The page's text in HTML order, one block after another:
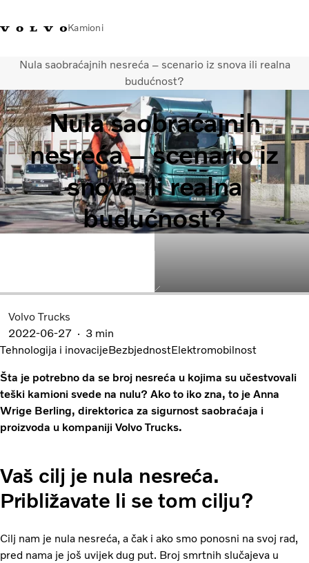
Kamioni
Volvo Trucks Bosna i Hercegovina - KontaktiProdavaonica Volvo Trucks promo
Transportna rješenja
Kamioni
Kampanje
Usluge
Lokator distributera
Vijesti
O nama
Nula saobraćajnih nesreća – scenario iz snova ili realna
budućnost?
Nula saobraćajnih
nesreća – scenario iz
snova ili realna
budućnost?
Volvo Trucks
2022-06-27
3 min
Tehnologija i inovacijeBezbjednostElektromobilnost
Šta je potrebno da se broj nesreća u kojima su učestvovali
teški kamioni svede na nulu? Ako to iko zna, to je Anna
Wrige Berling, direktorica za sigurnost saobraćaja i
proizvoda u kompaniji Volvo Trucks.
Vaš cilj je nula nesreća.
Približavate li se tom cilju?
Cilj nam je nula nesreća, a čak i ako smo ponosni na svoj rad,
pred nama je još uvijek dug put. Broj smrtnih slučajeva u